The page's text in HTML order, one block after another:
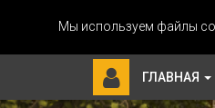
Мы используем файлы
ГЛАВНАЯ